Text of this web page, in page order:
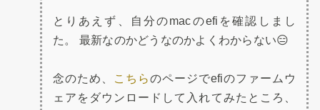
とりあえず、自分のmacのefiを確認しまし
た。 最新なのかどうなのかよくわからない😑
念のため、 こちらのページでefiのファームウ
ェアをダウンロードして入れてみたところ、